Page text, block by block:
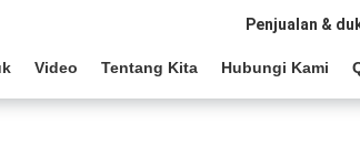
Penjualan &
Video Tentang Kita Hubungi Kami